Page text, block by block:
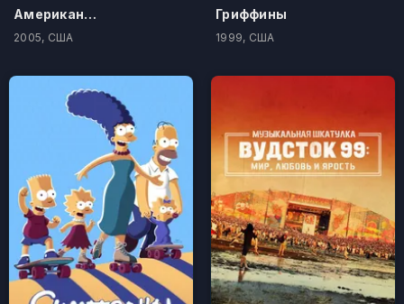
Американский папаша
2005, США
Гриффины
1999, США